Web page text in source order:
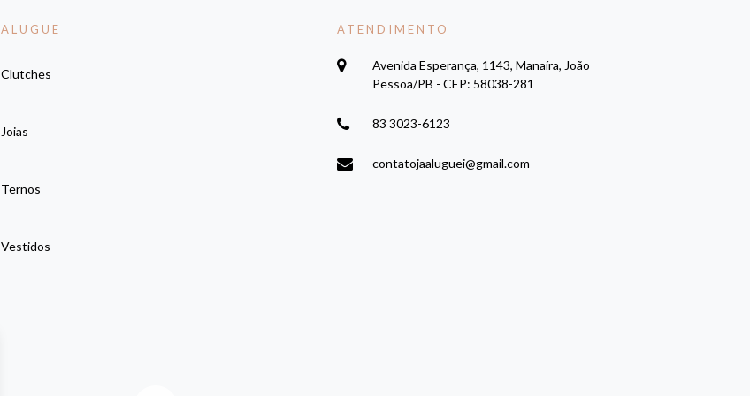
ALUGUE
Clutches
Joias
Ternos
Vestidos
ATENDIMENTO
Avenida Esperança, 1143, Manaíra, João
Pessoa/PB - CEP: 58038-281
83 3023-6123
contatojaaluguei@gmail.com